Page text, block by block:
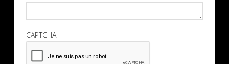
CAPTCHA